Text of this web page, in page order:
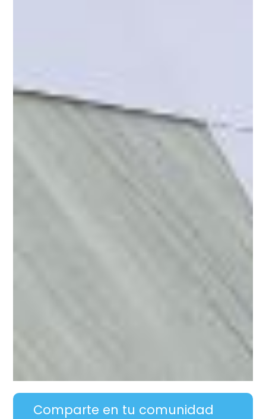
Comparte en tu comunidad